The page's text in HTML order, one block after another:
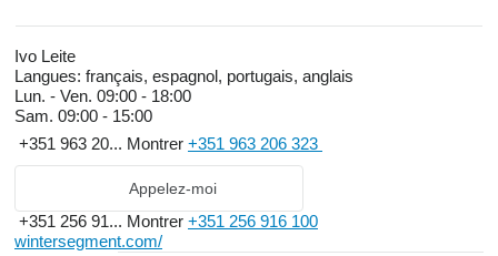
Ivo Leite
Langues: français, espagnol, portugais, anglais
Lun. - Ven. 09:00 - 18:00
Sam. 09:00 - 15:00
+351 963 20... Montrer +351 963 206 323
Appelez-moi
+351 256 91... Montrer +351 256 916 100
wintersegment.com/